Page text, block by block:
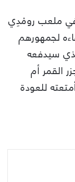
في ملعب رومْدِي
لجمهورهم
سيدفعه
القمر أم
للعودة